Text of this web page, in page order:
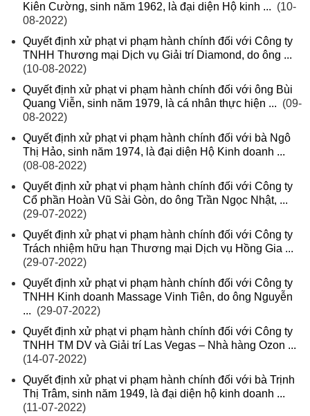
Kiên Cường, sinh năm 1962, là đại diện Hộ kinh ... (10-
08-2022)
Quyết định xử phạt vi phạm hành chính đối với Công ty
TNHH Thương mại Dịch vụ Giải trí Diamond, do ông ...
(10-08-2022)
Quyết định xử phạt vi phạm hành chính đối với ông Bùi
Quang Viễn, sinh năm 1979, là cá nhân thực hiện ... (09-
08-2022)
Quyết định xử phạt vi phạm hành chính đối với bà Ngô
Thị Hảo, sinh năm 1974, là đại diện Hộ Kinh doanh ...
(08-08-2022)
Quyết định xử phạt vi phạm hành chính đối với Công ty
Cổ phần Hoàn Vũ Sài Gòn, do ông Trần Ngọc Nhật, ...
(29-07-2022)
Quyết định xử phạt vi phạm hành chính đối với Công ty
Trách nhiệm hữu hạn Thương mại Dịch vụ Hồng Gia ...
(29-07-2022)
Quyết định xử phạt vi phạm hành chính đối với Công ty
TNHH Kinh doanh Massage Vinh Tiên, do ông Nguyễn
... (29-07-2022)
Quyết định xử phạt vi phạm hành chính đối với Công ty
TNHH TM DV và Giải trí Las Vegas – Nhà hàng Ozon ...
(14-07-2022)
Quyết định xử phạt vi phạm hành chính đối với bà Trịnh
Thị Trâm, sinh năm 1949, là đại diện hộ kinh doanh ...
(11-07-2022)